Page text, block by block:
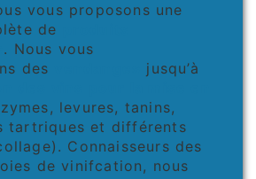
vous proposons une
de
. Nous vous
des
jusqu’à
levures, tanins,
tartriques et différents
Connaisseurs des
de vinifcation, nous